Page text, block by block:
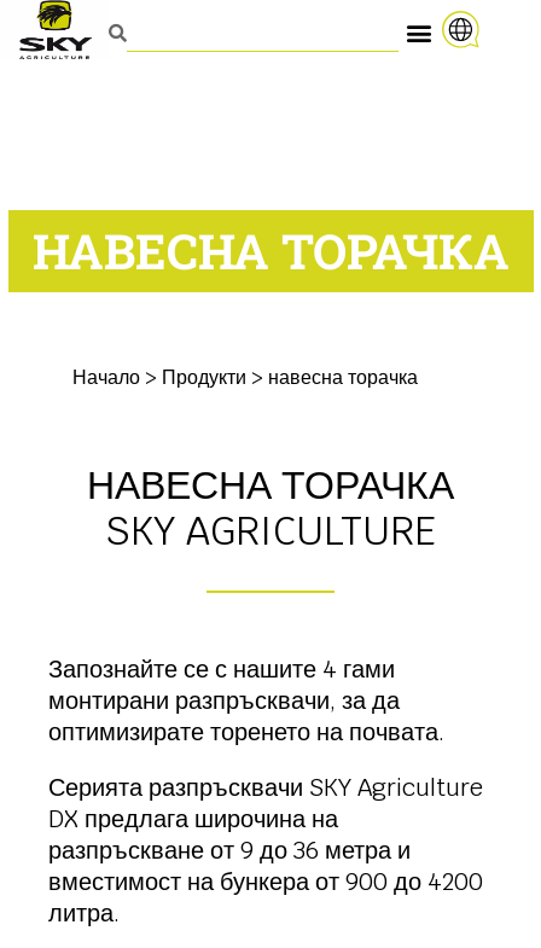
НАВЕСНА ТОРАЧКА
Начало > Продукти > навесна торачка
НАВЕСНА ТОРАЧКА
SKY AGRICULTURE
Запознайте се с нашите 4 гами
монтирани разпръсквачи, за да
оптимизирате торенето на почвата.
Серията разпръсквачи SKY Agriculture
DX предлага широчина на
разпръскване от 9 до 36 метра и
вместимост на бункера от 900 до 4200
литра.